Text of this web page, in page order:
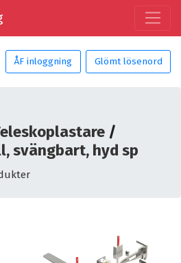
ÅF inloggning Glömt lösenord
/
svängbart, hyd sp